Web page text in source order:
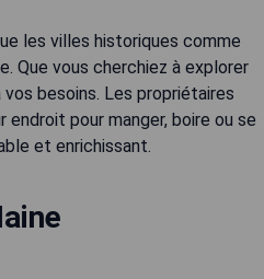
les villes historiques comme
Que vous cherchiez à explorer
besoins. Les propriétaires
pour manger, boire ou se
et enrichissant.